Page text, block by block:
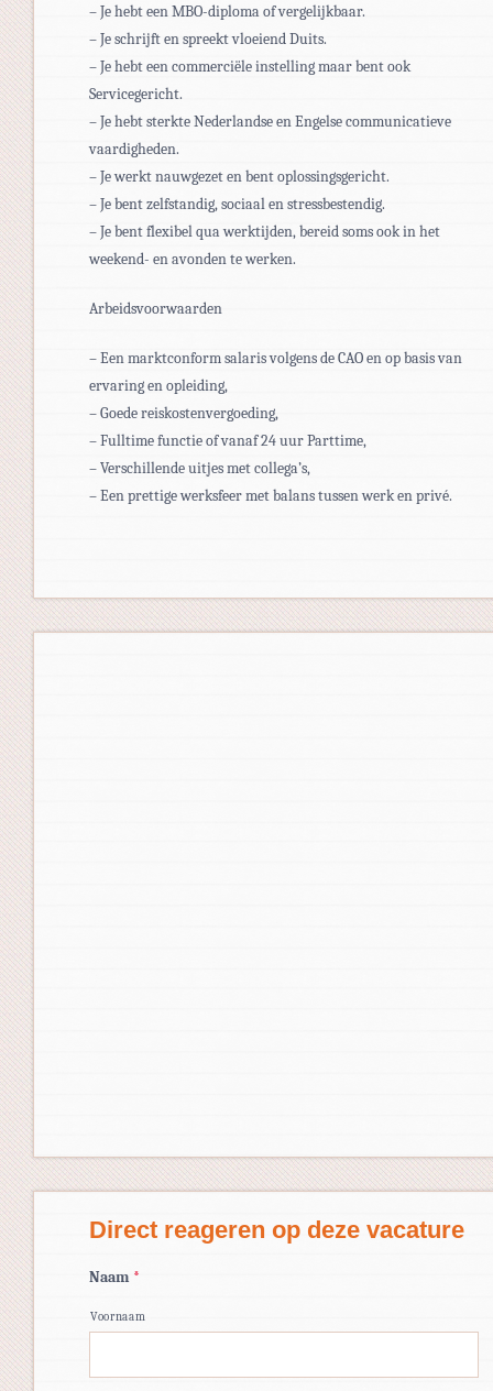
– Je hebt een MBO-diploma of vergelijkbaar.
– Je schrijft en spreekt vloeiend Duits.
– Je hebt een commerciële instelling maar bent ook
Servicegericht.
– Je hebt sterkte Nederlandse en Engelse communicatieve
vaardigheden.
– Je werkt nauwgezet en bent oplossingsgericht.
– Je bent zelfstandig, sociaal en stressbestendig.
– Je bent flexibel qua werktijden, bereid soms ook in het
weekend- en avonden te werken.
Arbeidsvoorwaarden
– Een marktconform salaris volgens de CAO en op basis van
ervaring en opleiding,
– Goede reiskostenvergoeding,
– Fulltime functie of vanaf 24 uur Parttime,
– Verschillende uitjes met collega’s,
– Een prettige werksfeer met balans tussen werk en privé.
Direct reageren op deze vacature
Naam *
Voornaam